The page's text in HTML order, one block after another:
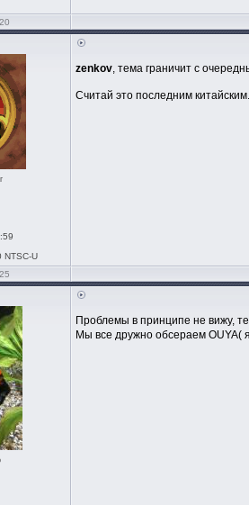
NTSC-U
zenkov, тема граничит с
Считай это последним
Проблемы в принципе не вижу,
Мы все дружно обсераем OUYA(